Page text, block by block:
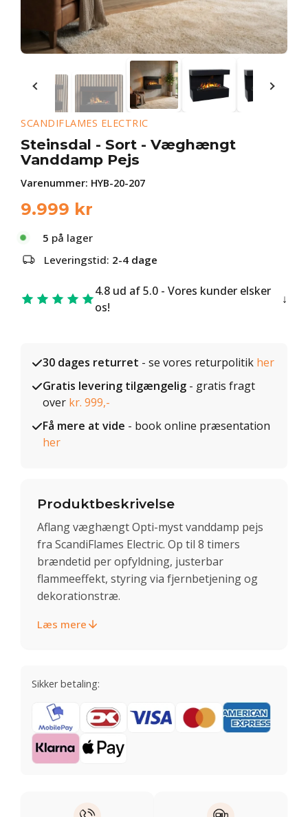
SCANDIFLAMES ELECTRIC
Steinsdal - Sort - Væghængt
Vanddamp Pejs
Varenummer: HYB-20-207
9.999 kr
5 på lager
Leveringstid: 2-4 dage
4.8 ud af 5.0 - Vores kunder elsker
os!
30 dages returret - se vores returpolitik her
Gratis levering tilgængelig - gratis fragt
over kr. 999,-
Få mere at vide - book online præsentation
her
Produktbeskrivelse
Aflang væghængt Opti-myst vanddamp pejs
fra ScandiFlames Electric. Op til 8 timers
brændetid per opfyldning, justerbar
flammeeffekt, styring via fjernbetjening og
dekorationstræ.
Læs mere
Sikker betaling: